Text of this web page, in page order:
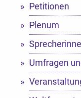
Petitionen
Plenum
Umfragen